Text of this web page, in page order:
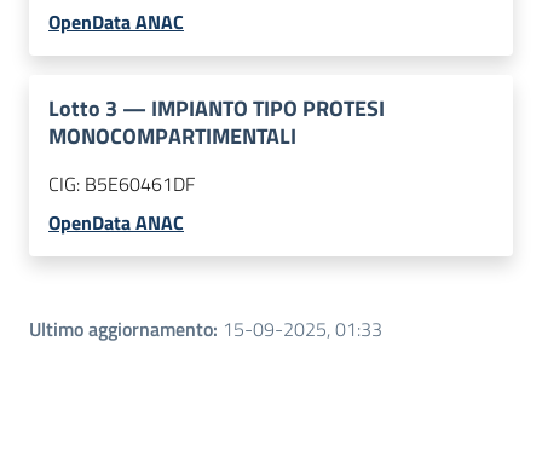
OpenData ANAC
Lotto 3 — IMPIANTO TIPO PROTESI
MONOCOMPARTIMENTALI
CIG: B5E60461DF
OpenData ANAC
Ultimo aggiornamento: 15-09-2025, 01:33